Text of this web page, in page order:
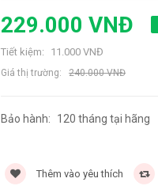
229.000 VNĐ
Tiết kiệm: 11.000 VNĐ
Giá thị trường: 240.000 VNĐ
Bảo hành: 120 tháng tại hãng
Thêm vào yêu thích